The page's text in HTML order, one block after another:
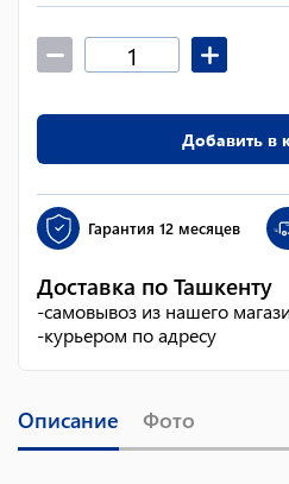
Добавить в
Гарантия 12 месяцев
Доставка по Ташкенту
-самовывоз из нашего
-курьером по адресу
Описание Фото